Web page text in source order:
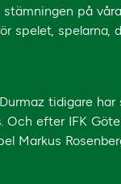
på
spelet, spelarna,
tidigare
efter IFK
Markus